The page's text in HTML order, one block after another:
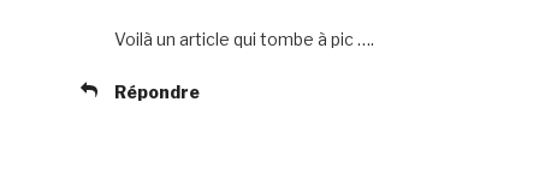
Voilà un article qui tombe à pic ….
Répondre